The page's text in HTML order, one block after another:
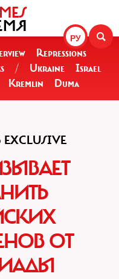
РУ
Repressions
/ Ukraine
Israel
Kremlin Duma
ОТ